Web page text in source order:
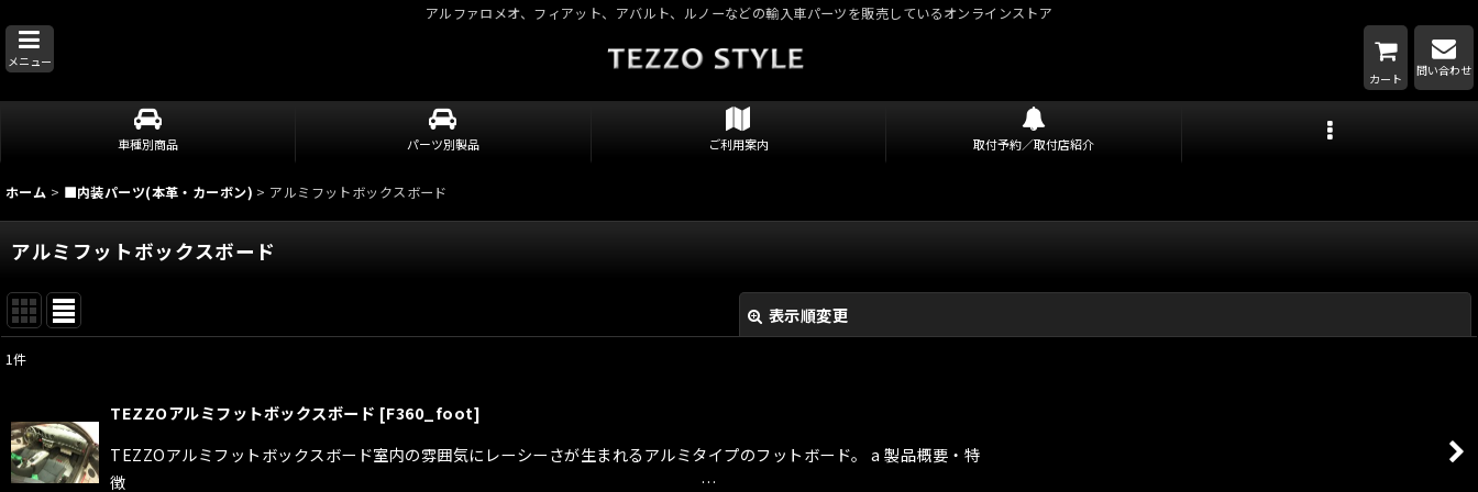
アルファロメオ、フィアット、アバルト、ルノーなどの輸入車パーツを販売しているオンラインストア
メニュー
カート
問い合わせ
車種別商品 パーツ別製品 ご利用案内 取付予約／取付店紹介
ホーム > ■内装パーツ(本革・カーボン) > アルミフットボックスボード
アルミフットボックスボード
表示順変更
並び順:
1件
TEZZOアルミフットボックスボード [F360_foot]
TEZZOアルミフットボックスボード室内の雰囲気にレーシーさが生まれるアルミタイプのフットボード。 a 製品概要・特
徴 …